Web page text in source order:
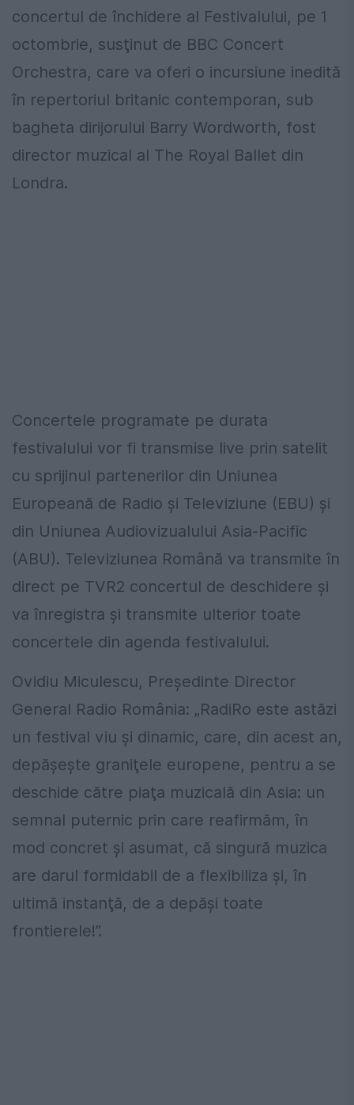
concertul de închidere al Festivalului, pe 1
octombrie, susţinut de BBC Concert
Orchestra, care va oferi o incursiune inedită
în repertoriul britanic contemporan, sub
bagheta dirijorului Barry Wordworth, fost
director muzical al The Royal Ballet din
Londra.
Concertele programate pe durata
festivalului vor fi transmise live prin satelit
cu sprijinul partenerilor din Uniunea
Europeană de Radio şi Televiziune (EBU) şi
din Uniunea Audiovizualului Asia-Pacific
(ABU). Televiziunea Română va transmite în
direct pe TVR2 concertul de deschidere şi
va înregistra şi transmite ulterior toate
concertele din agenda festivalului.
Ovidiu Miculescu, Preşedinte Director
General Radio România: „RadiRo este astăzi
un festival viu şi dinamic, care, din acest an,
depăşeşte graniţele europene, pentru a se
deschide către piaţa muzicală din Asia: un
semnal puternic prin care reafirmăm, în
mod concret şi asumat, că singură muzica
are darul formidabil de a flexibiliza şi, în
ultimă instanţă, de a depăşi toate
frontierele!”.